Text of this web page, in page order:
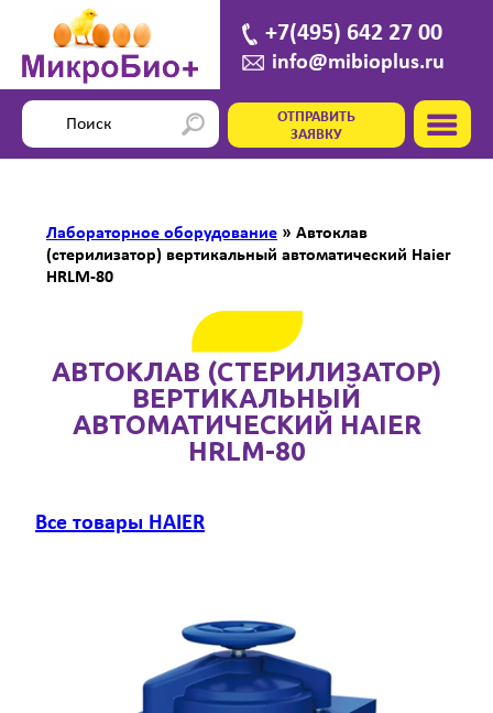
+7(495) 642 27 00
info@mibioplus.ru
ОТПРАВИТЬ
ЗАЯВКУ
Лабораторное оборудование » Автоклав
(стерилизатор) вертикальный автоматический Haier
HRLM-80
АВТОКЛАВ (СТЕРИЛИЗАТОР)
ВЕРТИКАЛЬНЫЙ
АВТОМАТИЧЕСКИЙ HAIER
HRLM-80
Все товары HAIER